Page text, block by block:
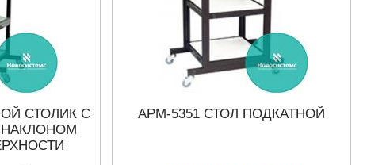
СТОЛИК С
АРМ-5351 СТОЛ ПОДКАТНОЙ